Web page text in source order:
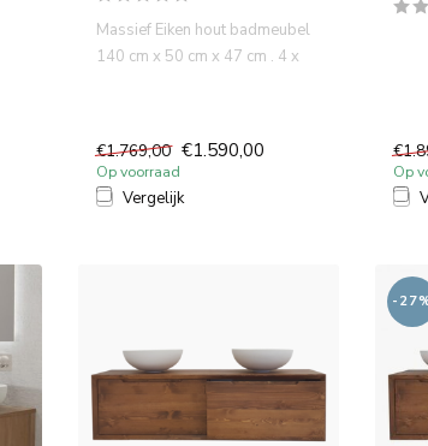
Massief Eiken hout badmeubel
140 cm x 50 cm x 47 cm . 4 x
€1.769,00 €1.590,00
Op voorraad
Vergelijk
Op
-